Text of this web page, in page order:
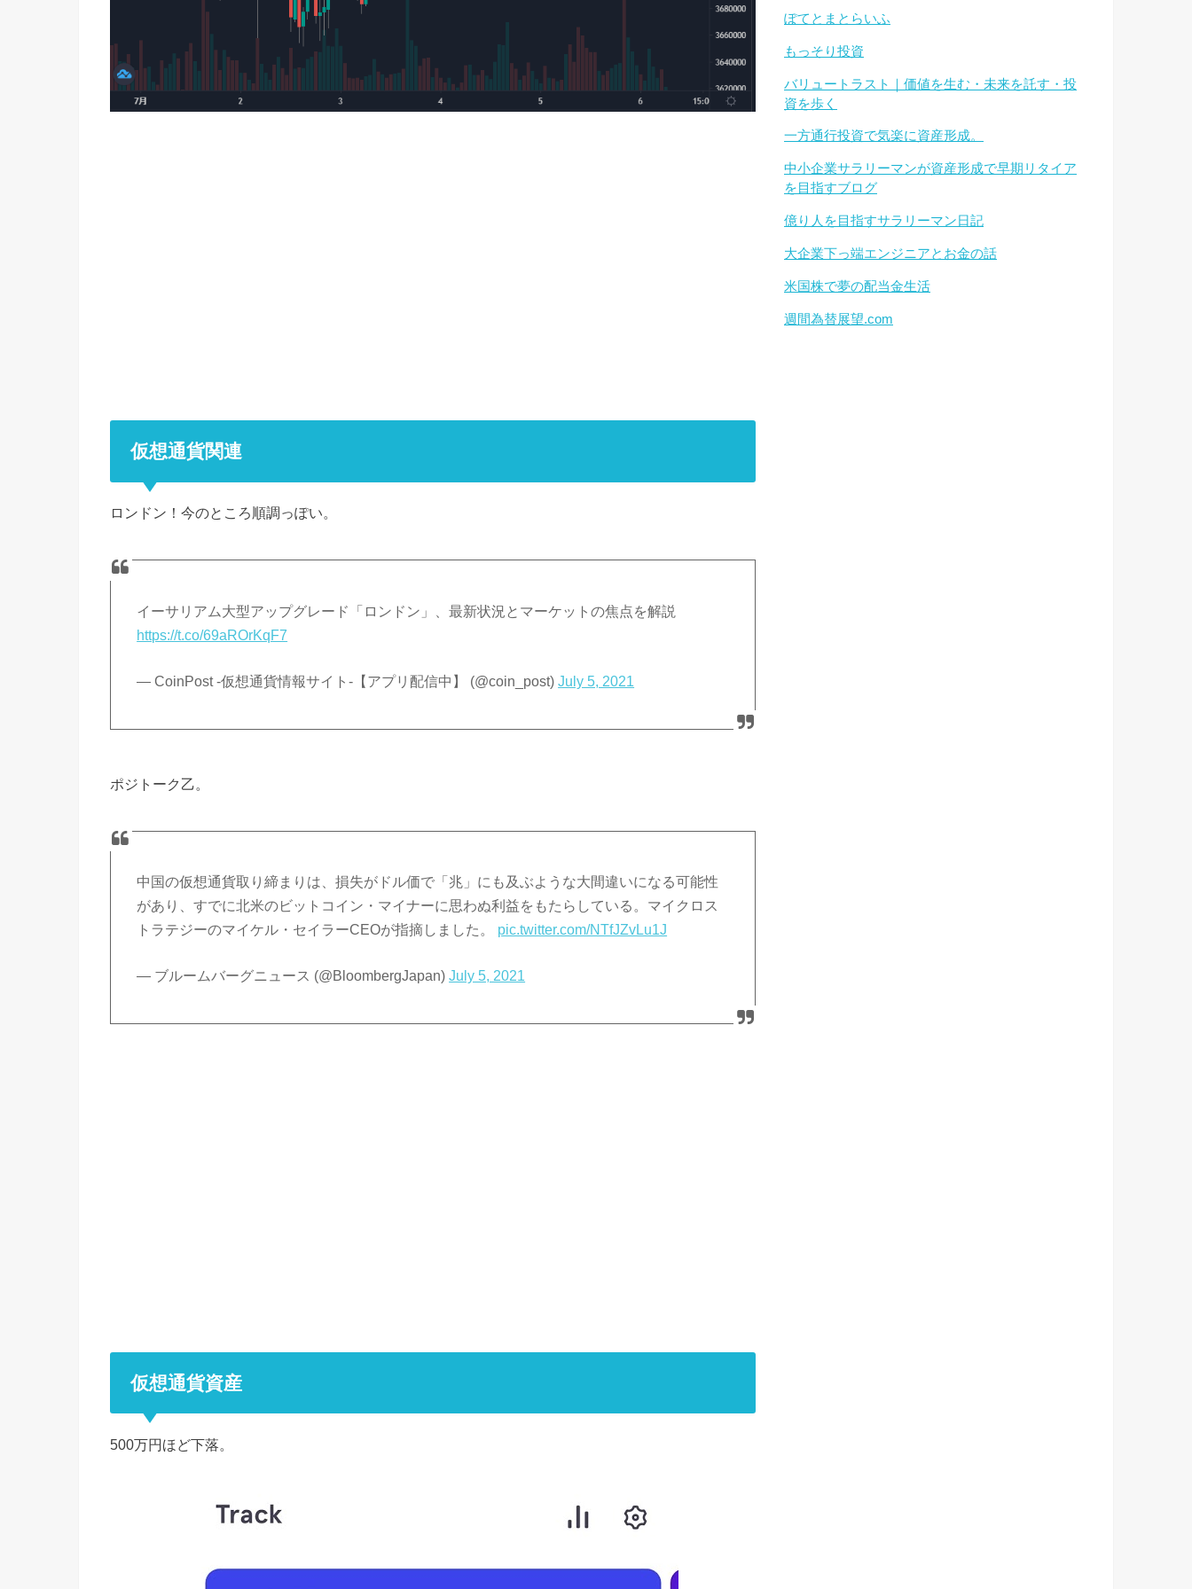
仮想通貨関連
ロンドン！今のところ順調っぽい。
イーサリアム大型アップグレード「ロンドン」、最新状況とマーケットの焦点を解説
https://t.co/69aROrKqF7
— CoinPost -仮想通貨情報サイト-【アプリ配信中】 (@coin_post)July 5, 2021
ポジトーク乙。
中国の仮想通貨取り締まりは、損失がドル価で「兆」にも及ぶような大間違いになる可能性
があり、すでに北米のビットコイン・マイナーに思わぬ利益をもたらしている。マイクロス
トラテジーのマイケル・セイラーCEOが指摘しました。 pic.twitter.com/NTfJZvLu1J
— ブルームバーグニュース (@BloombergJapan)July 5, 2021
仮想通貨資産
500万円ほど下落。
ぽてとまとらいふ
もっそり投資
バリュートラスト｜価値を生む・未来を託す・投
資を歩く
一方通行投資で気楽に資産形成。
中小企業サラリーマンが資産形成で早期リタイア
を目指すブログ
億り人を目指すサラリーマン日記
大企業下っ端エンジニアとお金の話
米国株で夢の配当金生活
週間為替展望.com